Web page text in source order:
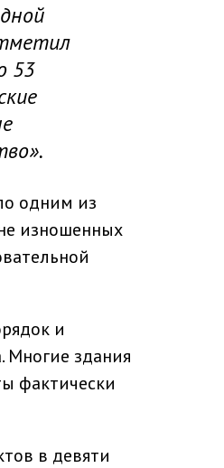
53
одним из
изношенных
и
Многие здания
фактически
в девяти